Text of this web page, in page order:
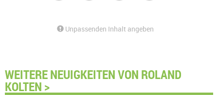
Unpassenden Inhalt angeben
WEITERE NEUIGKEITEN VON ROLAND
KOLTEN >